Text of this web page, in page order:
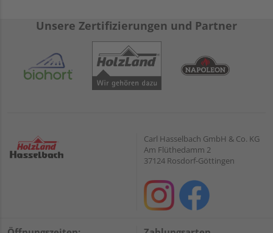
Unsere Zertifizierungen und Partner
Carl Hasselbach GmbH & Co. KG
Am Flüthedamm 2
37124 Rosdorf-Göttingen